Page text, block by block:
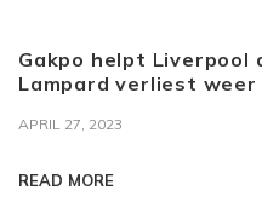
Gakpo helpt Liverpool
Lampard verliest weer
APRIL 27, 2023
READ MORE